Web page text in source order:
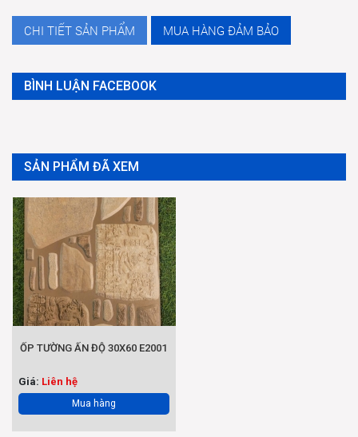
CHI TIẾT SẢN PHẨM MUA HÀNG ĐẢM BẢO
BÌNH LUẬN FACEBOOK
SẢN PHẨM ĐÃ XEM
ỐP TƯỜNG ẤN ĐỘ 30X60 E2001
Giá: Liên hệ
Mua hàng